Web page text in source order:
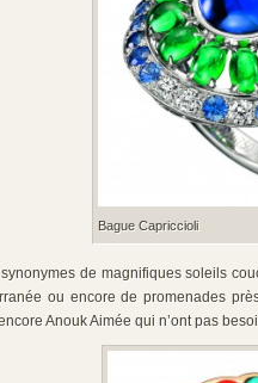
Bague Capriccioli
de magnifiques soleils
ou encore de promenades
Anouk Aimée qui n’ont pas